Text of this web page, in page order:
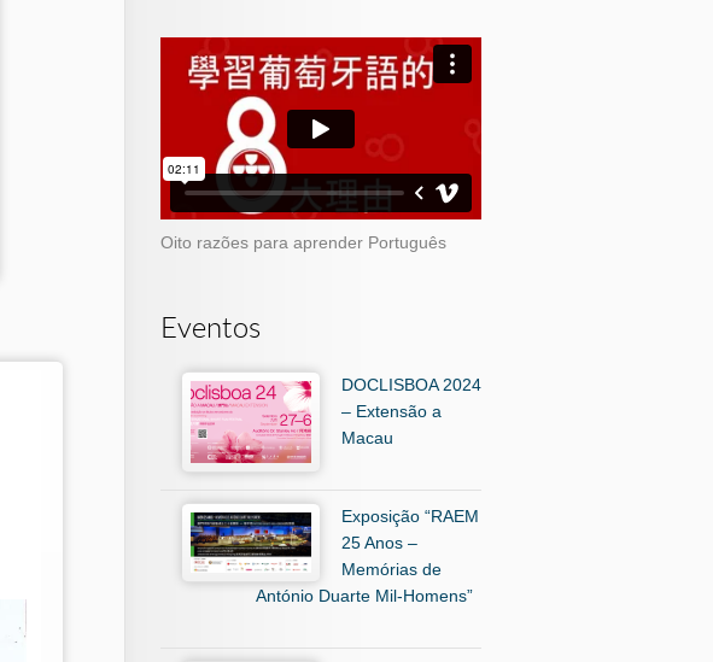
Oito razões para aprender Português
Eventos
DOCLISBOA 2024
– Extensão a
Macau
Exposição “RAEM
25 Anos –
Memórias de
António Duarte Mil-Homens”